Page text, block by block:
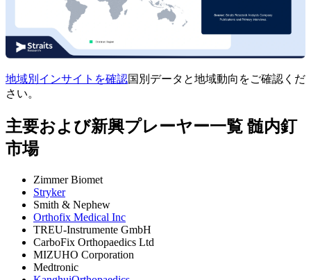
地域別インサイトを確認国別データと地域動向をご確認くだ
さい。
主要および新興プレーヤー一覧 髄内釘
市場
Zimmer Biomet
Stryker
Smith & Nephew
Orthofix Medical Inc
TREU-Instrumente GmbH
CarboFix Orthopaedics Ltd
MIZUHO Corporation
Medtronic